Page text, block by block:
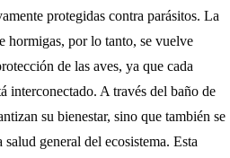
protegidas contra parásitos. La
hormigas, por lo tanto, se vuelve
de las aves, ya que cada
interconectado. A través del baño de
su bienestar, sino que también se
general del ecosistema. Esta